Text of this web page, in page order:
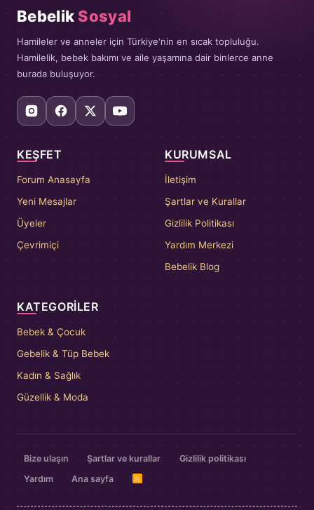
Bebelik Sosyal
Hamileler ve anneler için Türkiye'nin en sıcak topluluğu.
Hamilelik, bebek bakımı ve aile yaşamına dair binlerce anne
burada buluşuyor.
KEŞFET
Forum Anasayfa
Yeni Mesajlar
Üyeler
Çevrimiçi
KURUMSAL
İletişim
Şartlar ve Kurallar
Gizlilik Politikası
Yardım Merkezi
Bebelik Blog
KATEGORILER
Bebek & Çocuk
Gebelik & Tüp Bebek
Kadın & Sağlık
Güzellik & Moda
Bize ulaşın Şartlar ve kurallar
Gizlilik politikası
Yardım
Ana sayfa
R